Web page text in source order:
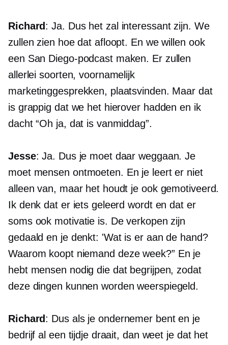
Richard: Ja. Dus het zal interessant zijn. We
zullen zien hoe dat afloopt. En we willen ook
een San Diego-podcast maken. Er zullen
allerlei soorten, voornamelijk
marketinggesprekken, plaatsvinden. Maar dat
is grappig dat we het hierover hadden en ik
dacht “Oh ja, dat is vanmiddag”.
Jesse: Ja. Dus je moet daar weggaan. Je
moet mensen ontmoeten. En je leert er niet
alleen van, maar het houdt je ook gemotiveerd.
Ik denk dat er iets geleerd wordt en dat er
soms ook motivatie is. De verkopen zijn
gedaald en je denkt: 'Wat is er aan de hand?
Waarom koopt niemand deze week?” En je
hebt mensen nodig die dat begrijpen, zodat
deze dingen kunnen worden weerspiegeld.
Richard: Dus als je ondernemer bent en je
bedrijf al een tijdje draait, dan weet je dat het